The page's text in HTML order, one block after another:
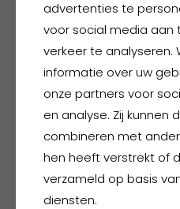
kan
gekozen
worden
op
de
productpagina
FHB Christoph
advertenties te
voor social media aan
verkeer te analyseren.
informatie over uw
onze partners voor
en analyse. Zij kunnen
combineren met
hen heeft verstrekt of
verzameld op basis
diensten.